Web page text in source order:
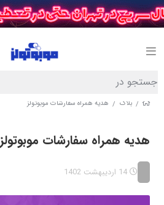
/ بلاگ / هدیه همراه سفارشات موبوتولز
هدیه همراه سفارشات موبوتولز